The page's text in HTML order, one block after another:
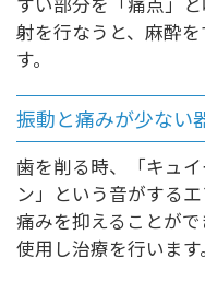
すい部分を「痛点」
射を行なうと、麻酔
す。
振動と痛みが少ない
歯を削る時、「キュイ
ン」という音がする
痛みを抑えることが
使用し治療を行います。